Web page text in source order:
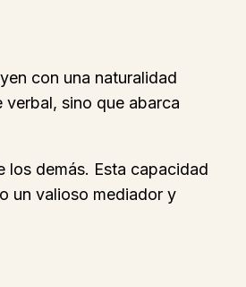
con una naturalidad
sino que abarca
los demás. Esta capacidad
un valioso mediador y